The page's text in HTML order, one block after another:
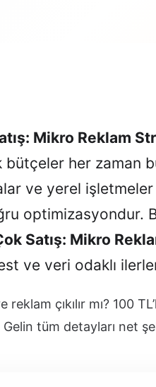
Mikro Reklam
bütçeler her zaman
ve yerel
optimizasyondur.
Satış: Mikro
ve veri odaklı
çıkılır mı? 100
tüm detayları net